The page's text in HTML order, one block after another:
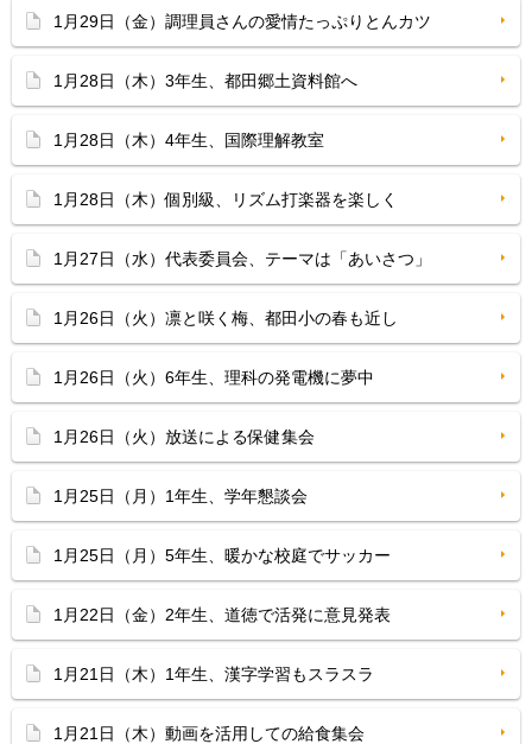
1月29日（金）調理員さんの愛情たっぷりとんカツ
1月28日（木）3年生、都田郷土資料館へ
1月28日（木）4年生、国際理解教室
1月28日（木）個別級、リズム打楽器を楽しく
1月27日（水）代表委員会、テーマは「あいさつ」
1月26日（火）凛と咲く梅、都田小の春も近し
1月26日（火）6年生、理科の発電機に夢中
1月26日（火）放送による保健集会
1月25日（月）1年生、学年懇談会
1月25日（月）5年生、暖かな校庭でサッカー
1月22日（金）2年生、道徳で活発に意見発表
1月21日（木）1年生、漢字学習もスラスラ
1月21日（木）動画を活用しての給食集会